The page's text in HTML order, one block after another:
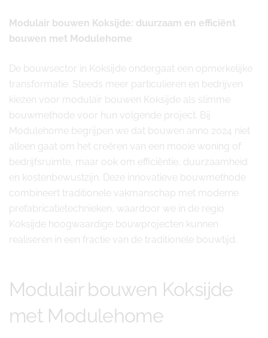
Modulair bouwen Koksijde: duurzaam en efficiënt
bouwen met Modulehome
De bouwsector in Koksijde ondergaat een opmerkelijke
transformatie. Steeds meer particulieren en bedrijven
kiezen voor modulair bouwen Koksijde als slimme
bouwmethode voor hun volgende project. Bij
Modulehome begrijpen we dat bouwen anno 2024 niet
alleen gaat om het creëren van een mooie woning of
bedrijfsruimte, maar ook om efficiëntie, duurzaamheid
en kostenbewustzijn. Deze innovatieve bouwmethode
combineert traditionele vakmanschap met moderne
prefabricatietechnieken, waardoor we in de regio
Koksijde hoogwaardige bouwprojecten kunnen
realiseren in een fractie van de traditionele bouwtijd.
Modulair bouwen Koksijde
met Modulehome